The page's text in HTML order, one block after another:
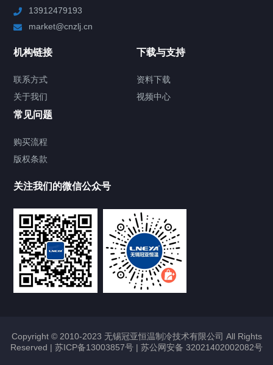
Chiller高精度制冷循环器
TCU温度控制单元
Chiller气体控温系统
Chamber试验箱
FREEZER低温箱
VOCs冷凝回收装置
13912479193
market@cnzlj.cn
机构链接
联系方式
关于我们
下载与支持
资料下载
视频中心
常见问题
购买流程
版权条款
关注我们的微信公众号
Copyright © 2010-2023 无锡冠亚恒温制冷技术有限公司 All Rights
Reserved | 苏ICP备13003857号 | 苏公网安备 32021402002082号